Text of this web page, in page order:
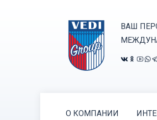
ВАШ
О КОМПАНИИ